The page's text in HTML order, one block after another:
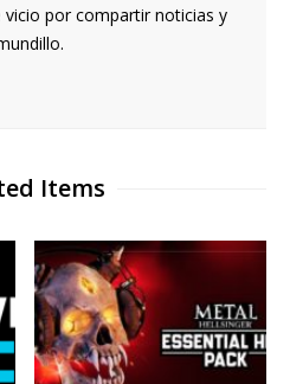
vicio por compartir noticias y
Items